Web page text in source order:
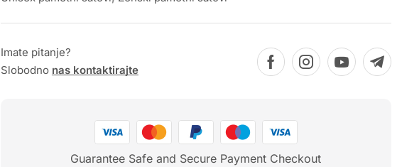
Imate pitanje?
Slobodno nas kontaktirajte
Guarantee Safe and Secure Payment Checkout